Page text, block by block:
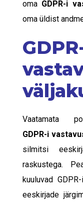
oma GDPR-i
oma üldist
Vaatamata
GDPR-i
silmitsi
raskustega.
kuuluvad
eeskirjade